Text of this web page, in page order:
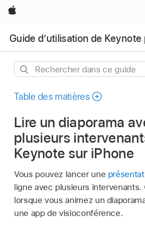
Apple
Guide d’utilisation de
Rechercher
ce
Table des matières
Lire un diaporama
plusieurs
Keynote sur iPhone
Vous pouvez lancer une
ligne avec plusieurs intervenants.
lorsque vous animez un
une app de visioconférence.